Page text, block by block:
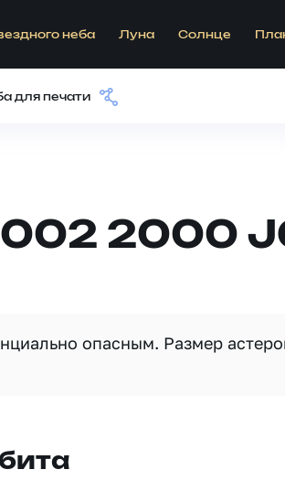
неба Луна Солнце
для печати
2000
опасным. Размер